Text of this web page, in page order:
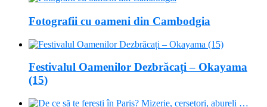
Fotografii cu oameni din Cambodgia
Festivalul Oamenilor Dezbrăcați – Okayama
(15)